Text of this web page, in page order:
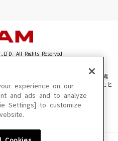
All Rights Reserved.
画像・写真・動画・音声等を、手段や形態
無断で複製、転載、ファイル化などすること
いただけない場合があります。
更になる場合があります。
experience on our
and ads and to analyze
Settings] to customize